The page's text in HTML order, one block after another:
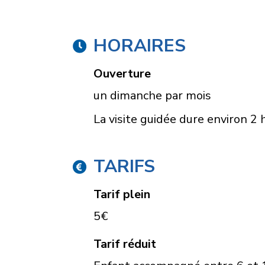
HORAIRES
Ouverture
un dimanche par mois
La visite guidée dure environ 2
TARIFS
Tarif plein
5€
Tarif réduit